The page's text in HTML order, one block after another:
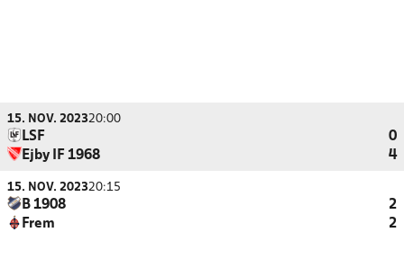
15. NOV. 202320:00
LSF
0
Ejby IF 1968
4
15. NOV. 202320:15
B 1908
2
Frem
2